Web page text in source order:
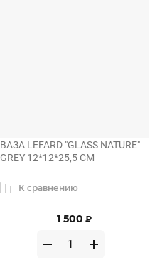
ВАЗА LEFARD "GLASS NATURE"
GREY 12*12*25,5 СМ
1 500 ₽
К сравнению